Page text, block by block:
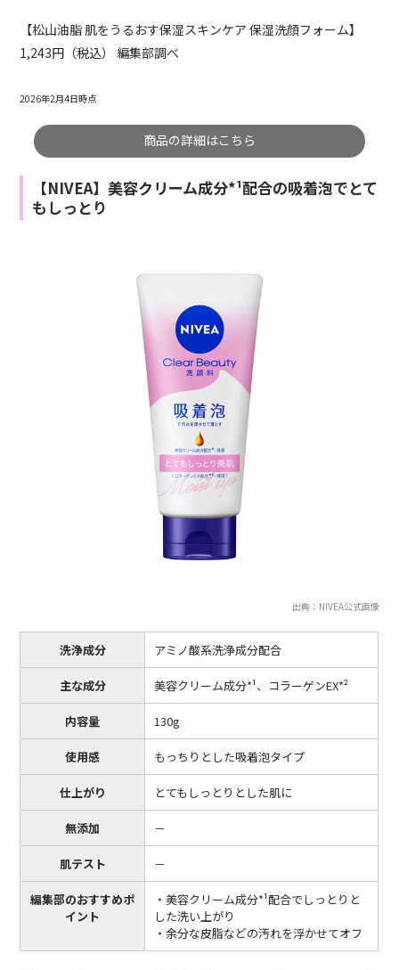
【松山油脂 肌をうるおす保湿スキンケア 保湿洗顔フォーム】
1,243円（税込） 編集部調べ
2026年2月4日時点
商品の詳細はこちら
【NIVEA】美容クリーム成分*¹配合の吸着泡でとて
もしっとり
出典：NIVEA公式画像
洗浄成分 アミノ酸系洗浄成分配合
主な成分 美容クリーム成分*¹、コラーゲンEX*²
内容量 130g
使用感 もっちりとした吸着泡タイプ
仕上がり とてもしっとりとした肌に
無添加 －
肌テスト －
編集部のおすすめポ
イント
・美容クリーム成分*¹配合でしっとりと
した洗い上がり
・余分な皮脂などの汚れを浮かせてオフ